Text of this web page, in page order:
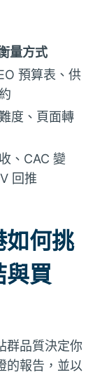
量方式
預算表、供
度、頁面轉
、CAC 變
回推
如何挑
與買
群品質決定你
的報告，並以